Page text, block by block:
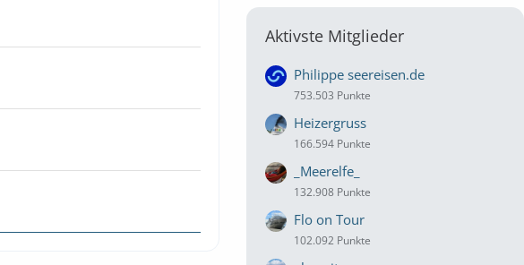
Aktivste Mitglieder
Philippe seereisen.de
753.503 Punkte
Heizergruss
166.594 Punkte
_Meerelfe_
132.908 Punkte
Flo on Tour
102.092 Punkte